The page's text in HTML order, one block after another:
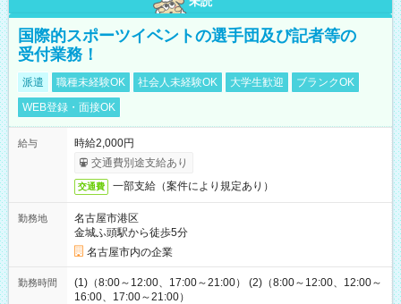
国際的スポーツイベントの選手団及び記者等の
受付業務！
派遣 職種未経験OK 社会人未経験OK 大学生歓迎
ブランクOK
WEB登録・面接OK
給与
時給2,000円
交通費別途支給あり
交通費 一部支給（案件により規定あり）
勤務地
名古屋市港区
金城ふ頭駅から徒歩5分
名古屋市内の企業
勤務時間
(1)（8:00～12:00、17:00～21:00） (2)（8:00～12:00、12:00～
16:00、17:00～21:00）